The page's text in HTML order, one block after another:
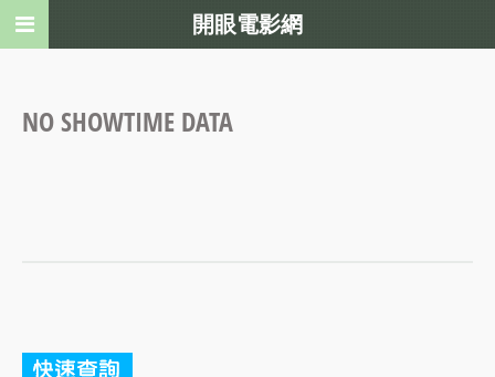
NO SHOWTIME DATA
開眼電影網